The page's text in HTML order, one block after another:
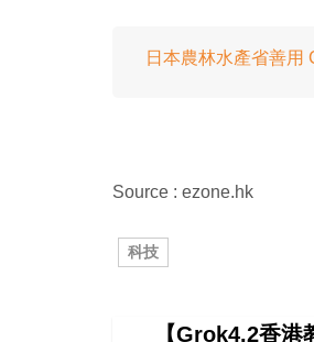
日本農林水產省善用
Source : ezone.hk
科技
【Grok4.2香